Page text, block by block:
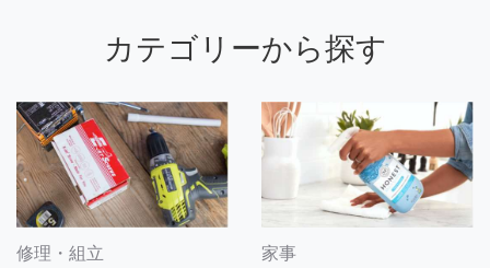
カテゴリーから探す
修理・組立 家事